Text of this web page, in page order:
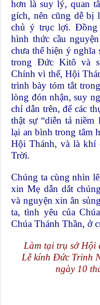
hơn là suy lý, quan
gích, nên cũng dễ bị
chủ ý trục lợi. Đồng
hình thức cầu
chưa thể hiện ý nghĩa
trong Đức Kitô và
Chính vì thế, Hội
trình bày tóm tắt
lòng đón nhận, suy
chỉ dẫn trên, để các
thật sự “diễn tả niềm
lại an bình trong tâm
Hội Thánh, và là khí
Trời.
Chúng ta cùng nhìn
xin Mẹ dẫn dắt
và nguyện xin ân
ta, tình yêu của
Chúa Thánh Thần, ở
Làm tại trụ sở Hội
Lễ kính Đức Trinh
ngày 10